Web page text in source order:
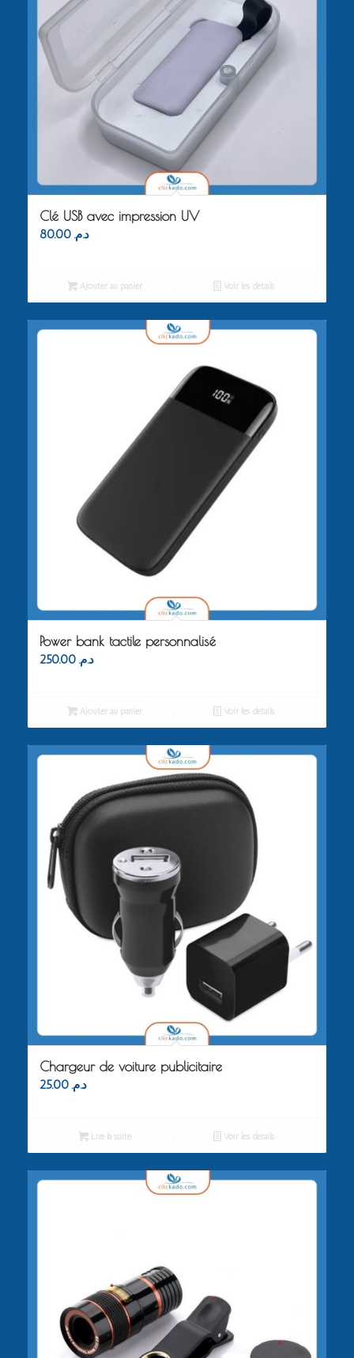
Clé USB avec impression UV
د.م. 80.00
Ajouter au panier Voir les détails
Power bank tactile personnalisé
د.م. 250.00
Ajouter au panier Voir les détails
Chargeur de voiture publicitaire
د.م. 25.00
Lire la suite Voir les détails